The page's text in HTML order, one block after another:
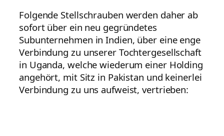
Folgende Stellschrauben werden daher ab
sofort über ein neu gegründetes
Subunternehmen in Indien, über eine enge
Verbindung zu unserer Tochtergesellschaft
in Uganda, welche wiederum einer Holding
angehört, mit Sitz in Pakistan und keinerlei
Verbindung zu uns aufweist, vertrieben: